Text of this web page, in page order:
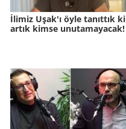
İlimiz Uşak'ı öyle tanıttık ki
artık kimse unutamayacak!